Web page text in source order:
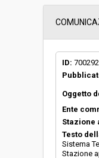
Data
ID: 700292
Oggetto
Ente
Stazione
Testo
Sistema
Stazione